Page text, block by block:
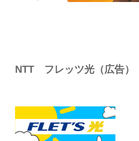
NTT フレッツ光（広告）